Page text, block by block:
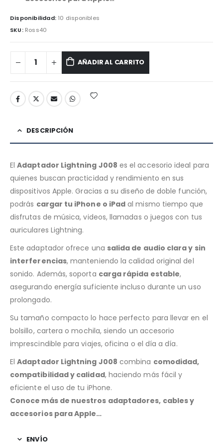
Disponibilidad: 10 disponibles
SKU: Ross40
AÑADIR AL CARRITO
DESCRIPCIÓN
ElAdaptador Lightning J008 es el accesorio ideal para
quienes buscan practicidad y rendimiento en sus
dispositivos Apple. Gracias a su diseño de doble función,
podrás cargar tu iPhone o iPad al mismo tiempo que
disfrutas de música, videos, llamadas o juegos con tus
auriculares Lightning.
Este adaptador ofrece una salida de audio clara y sin
interferencias, manteniendo la calidad original del
sonido. Además, soporta carga rápida estable,
asegurando energía suficiente incluso durante un uso
prolongado.
Su tamaño compacto lo hace perfecto para llevar en el
bolsillo, cartera o mochila, siendo un accesorio
imprescindible para viajes, oficina o el día a día.
ElAdaptador Lightning J008 combina comodidad,
compatibilidad y calidad, haciendo más fácil y
eficiente el uso de tu iPhone.
Conoce más de nuestros adaptadores, cables y
accesorios para Apple…
ENVÍO